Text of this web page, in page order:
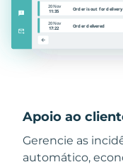
Apoio ao
Gerencie as
automático,